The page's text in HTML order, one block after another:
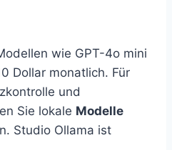
wie GPT-4o mini
Dollar monatlich. Für
und
Sie lokale Modelle
Studio Ollama ist